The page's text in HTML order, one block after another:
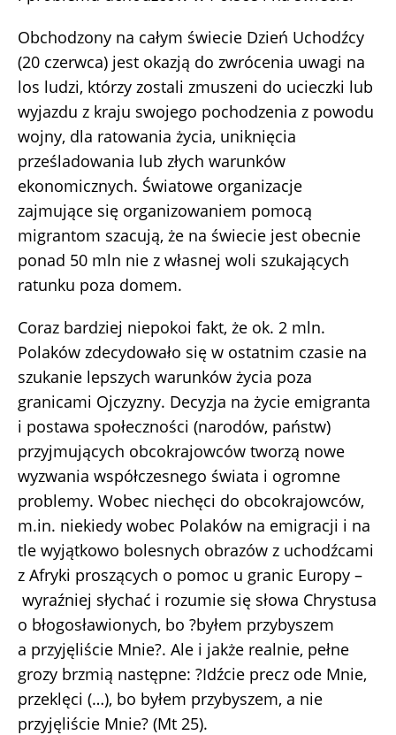
Obchodzony na całym świecie Dzień Uchodźcy
(20 czerwca) jest okazją do zwrócenia uwagi na
los ludzi, którzy zostali zmuszeni do ucieczki lub
wyjazdu z kraju swojego pochodzenia z powodu
wojny, dla ratowania życia, uniknięcia
prześladowania lub złych warunków
ekonomicznych. Światowe organizacje
zajmujące się organizowaniem pomocą
migrantom szacują, że na świecie jest obecnie
ponad 50 mln nie z własnej woli szukających
ratunku poza domem.
Coraz bardziej niepokoi fakt, że ok. 2 mln.
Polaków zdecydowało się w ostatnim czasie na
szukanie lepszych warunków życia poza
granicami Ojczyzny. Decyzja na życie emigranta
i postawa społeczności (narodów, państw)
przyjmujących obcokrajowców tworzą nowe
wyzwania współczesnego świata i ogromne
problemy. Wobec niechęci do obcokrajowców,
m.in. niekiedy wobec Polaków na emigracji i na
tle wyjątkowo bolesnych obrazów z uchodźcami
z Afryki proszących o pomoc u granic Europy –
wyraźniej słychać i rozumie się słowa Chrystusa
o błogosławionych, bo ?byłem przybyszem
a przyjęliście Mnie?. Ale i jakże realnie, pełne
grozy brzmią następne: ?Idźcie precz ode Mnie,
przeklęci (…), bo byłem przybyszem, a nie
przyjęliście Mnie? (Mt 25).